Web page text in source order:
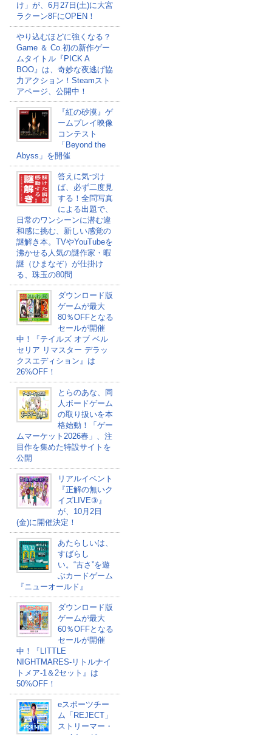
け」が、6月27日(土)に大宮
ラクーン8FにOPEN！
やり込むほどに強くなる？
Game ＆ Co.初の新作ゲー
ムタイトル『PICK A
BOO』は、奇妙な夜逃げ協
力アクション！Steamスト
アページ、公開中！
『紅の砂漠』ゲ
ームプレイ映像
コンテスト
「Beyond the
Abyss」を開催
答えに気づけ
ば、必ず二度見
する！全問写真
による出題で、
日常のワンシーンに潜む違
和感に挑む、新しい感覚の
謎解き本。TVやYouTubeを
沸かせる人気の謎作家・暇
謎（ひまなぞ）が仕掛け
る、珠玉の80問
ダウンロード版
ゲームが最大
80％OFFとなる
セールが開催
中！『テイルズ オブ ベル
セリア リマスター デラッ
クスエディション』は
26%OFF！
とらのあな、同
人ボードゲーム
の取り扱いを本
格始動！「ゲー
ムマーケット2026春」、注
目作を集めた特設サイトを
公開
リアルイベント
『正解の無いク
イズLIVE③』
が、10月2日
(金)に開催決定！
あたらしいは、
すばらし
い。“古さ”を遊
ぶカードゲーム
『ニューオールド』
ダウンロード版
ゲームが最大
60％OFFとなる
セールが開催
中！『LITTLE
NIGHTMARES-リトルナイ
トメア-1＆2セット』は
50%OFF！
eスポーツチー
ム「REJECT」
ストリーマー・